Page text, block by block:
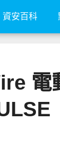
資安百科
電